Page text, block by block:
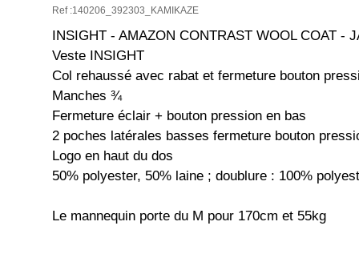
Ref :140206_392303_KAMIKAZE
INSIGHT - AMAZON CONTRAST WOOL COAT -
Veste INSIGHT
Col rehaussé avec rabat et fermeture bouton
Manches ¾
Fermeture éclair + bouton pression en bas
2 poches latérales basses fermeture bouton
Logo en haut du dos
50% polyester, 50% laine ; doublure : 100%
Le mannequin porte du M pour 170cm et 55kg